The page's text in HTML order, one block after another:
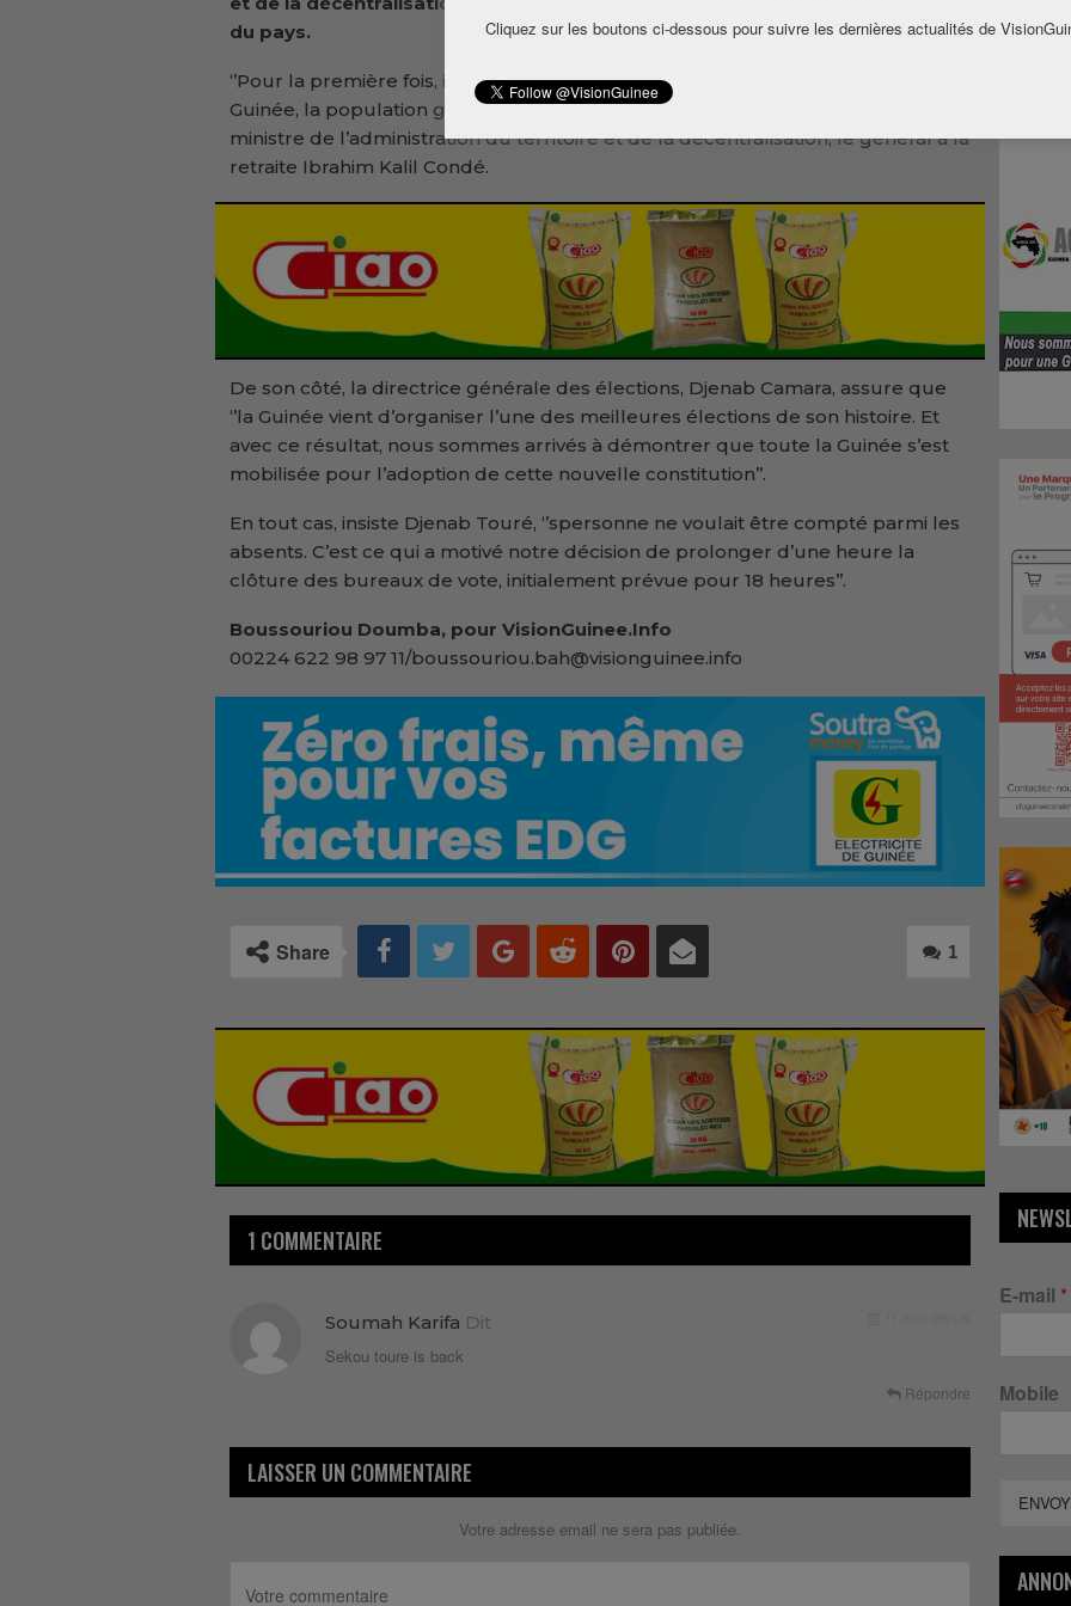
du pays.
‘’Pour la première fois, il y a eu une satisfaction entière. Ainsi, le peuple de
Guinée, la population guinéenne peut vaquer à ses besoins’’, indique le
ministre de l’administration du territoire et de la décentralisation, le général à la
retraite Ibrahim Kalil Condé.
De son côté, la directrice générale des élections, Djenab Camara, assure que
‘’la Guinée vient d’organiser l’une des meilleures élections de son histoire. Et
avec ce résultat, nous sommes arrivés à démontrer que toute la Guinée s’est
mobilisée pour l’adoption de cette nouvelle constitution’’.
En tout cas, insiste Djenab Touré, ‘’spersonne ne voulait être compté parmi les
absents. C’est ce qui a motivé notre décision de prolonger d’une heure la
clôture des bureaux de vote, initialement prévue pour 18 heures’’.
Boussouriou Doumba, pour VisionGuinee.Info
00224 622 98 97 11/boussouriou.bah@visionguinee.info
1
Share
1 COMMENTAIRE
Soumah Karifa Dit
Sekou toure is back
Répondre
LAISSER UN COMMENTAIRE
Votre adresse email ne sera pas publiée.
E-mail *
Mobile
Cliquez sur les boutons ci-dessous pour suivre les dernières actualités de